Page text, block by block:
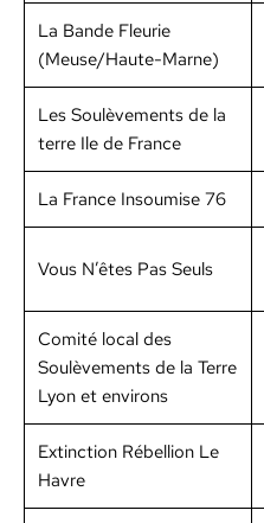
La Bande Fleurie
(Meuse/Haute-Marne)
Les Soulève­ments de la
terre Ile de France
La France Insoumise 76
Vous N’êtes Pas Seuls
Comité local des
Soulève­ments de la Terre
Lyon et envi­rons
Extinc­tion Rébel­lion Le
Havre